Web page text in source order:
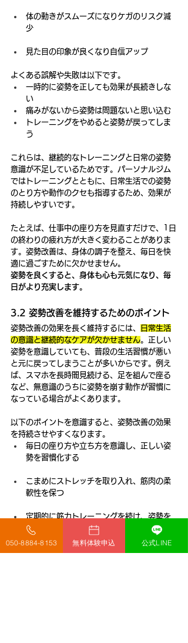
体の動きがスムーズになりケガのリスク減
少
見た目の印象が良くなり自信アップ
よくある誤解や失敗は以下です。
一時的に姿勢を正しても効果が長続きしな
い
痛みがないから姿勢は問題ないと思い込む
トレーニングをやめると姿勢が戻ってしま
う
これらは、継続的なトレーニングと日常の姿勢
意識が不足しているためです。パーソナルジム
ではトレーニングとともに、日常生活での姿勢
のとり方や動作のクセも指導するため、効果が
持続しやすいです。
たとえば、仕事中の座り方を見直すだけで、1日
の終わりの疲れ方が大きく変わることがありま
す。姿勢改善は、身体の調子を整え、毎日を快
適に過ごすために欠かせません。
姿勢を良くすると、身体も心も元気になり、毎
日がより充実します。
3.2 姿勢改善を維持するためのポイント
姿勢改善の効果を長く維持するには、
日常生活
の意識と継続的なケアが欠かせません。正しい
姿勢を意識していても、普段の生活習慣が悪い
と元に戻ってしまうことが多いからです。例え
ば、スマホを長時間見続ける、足を組んで座る
など、無意識のうちに姿勢を崩す動作が習慣に
なっている場合がよくあります。
以下のポイントを意識すると、姿勢改善の効果
を持続させやすくなります。
毎日の座り方や立ち方を意識し、正しい姿
勢を習慣化する
こまめにストレッチを取り入れ、筋肉の柔
軟性を保つ
定期的に筋力トレーニングを続け、姿勢を
支える筋肉を維持する
長時間同じ姿勢を避け、適度に体を動かす
050-8884-8153 無料体験申込 公式LINE